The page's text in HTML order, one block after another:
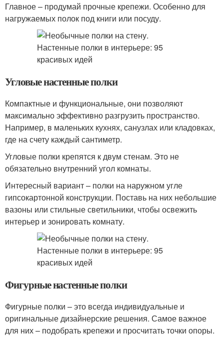
Главное – продумай прочные крепежи. Особенно для
нагружаемых полок под книги или посуду.
Угловые настенные полки
Компактные и функциональные, они позволяют
максимально эффективно разгрузить пространство.
Например, в маленьких кухнях, санузлах или кладовках,
где на счету каждый сантиметр.
Угловые полки крепятся к двум стенам. Это не
обязательно внутренний угол комнаты.
Интересный вариант – полки на наружном угле
гипсокартонной конструкции. Поставь на них небольшие
вазоны или стильные светильники, чтобы освежить
интерьер и зонировать комнату.
Фигурные настенные полки
Фигурные полки – это всегда индивидуальные и
оригинальные дизайнерские решения. Самое важное
для них – подобрать крепежи и просчитать точки опоры.